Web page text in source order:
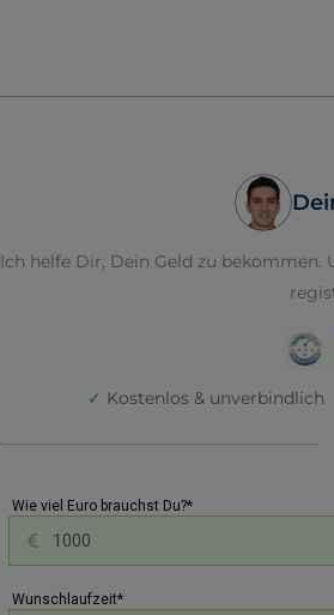
Ich helfe Dir, Dein Geld zu
✓ Kostenlos & unverbindlich
Wie viel Euro brauchst Du?*
Wunschlaufzeit*